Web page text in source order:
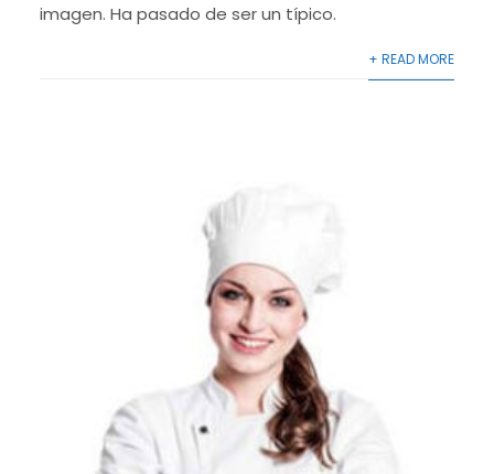
imagen. Ha pasado de ser un típico.
+ READ MORE